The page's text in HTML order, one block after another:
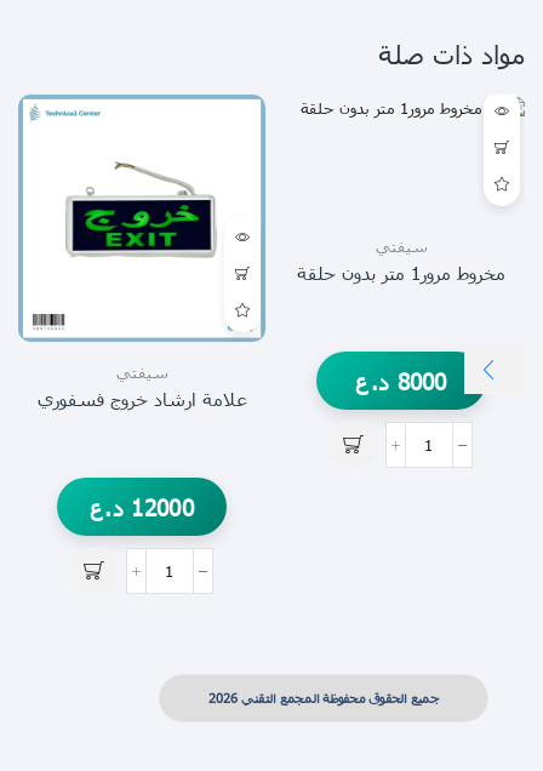
مواد ذات صلة
سيفتي
مخروط مرور1 متر بدون حلقة
8000 د.ع سيفتي
علامة ارشاد خروج فسفوري
12000 د.ع
جميع الحقوق محفوظة المجمع التقني 2026